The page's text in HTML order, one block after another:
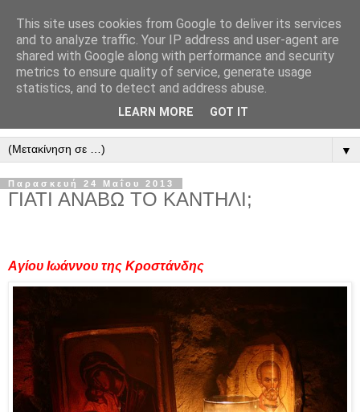
" Εξομολογεῖσθε τῶ Κυρίῳ
"
ὃτι ἀγαθός, ὃτι εἰς τόν αἰῶνα τό ἔλεος αὐτοῦ. Αλληλούϊα.
▼
Παρασκευή 24 Μαΐου 2013
ΓΙΑΤΙ ΑΝΑΒΩ ΤΟ ΚΑΝΤΗΛΙ;
Αγίου Ιωάννου της Κροστάνδης
This site uses cookies from Google to deliver its services
and to analyze traffic. Your IP address and user-agent are
shared with Google along with performance and security
metrics to ensure quality of service, generate usage
statistics, and to detect and address abuse.
LEARN MORE GOT IT